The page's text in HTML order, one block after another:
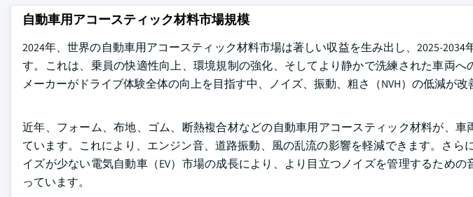
自動車用アコースティック材料市場規模
2024年、世界の自動車用アコースティック材料市場は著しい収益を生み出し、2025-2034
す。これは、乗員の快適性向上、環境規制の強化、そしてより静かで洗練された車両
メーカーがドライブ体験全体の向上を目指す中、ノイズ、振動、粗さ（NVH）の低減が改
近年、フォーム、布地、ゴム、断熱複合材などの自動車用アコースティック材料が、車
ています。これにより、エンジン音、道路振動、風の乱流の影響を軽減できます。さら
イズが少ない電気自動車（EV）市場の成長により、より目立つノイズを管理するため
っています。